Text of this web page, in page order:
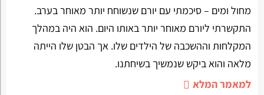
מחול ומים – סיכמתי עם יורם שנשוחח יותר מאוחר בערב.
התקשרתי ליורם מאוחר יותר באותו היום. הוא היה במהלך
המקלחות וההשכבה של הילדים שלו. אך הבטן שלו הייתה
מלאה והוא ביקש שנמשיך בשיחתנו.
למאמר המלא